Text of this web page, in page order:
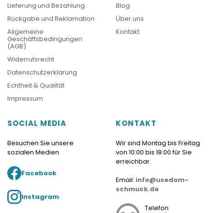
Lieferung und Bezahlung
Rückgabe und Reklamation
Allgemeine
Geschäftsbedingungen
(AGB)
Widerrufsrecht
Datenschutzerklärung
Echtheit & Qualität
Impressum
Blog
Über uns
Kontakt
SOCIAL MEDIA
Besuchen Sie unsere
sozialen Medien
Facebook
Instagram
KONTAKT
Wir sind Montag bis Freitag
von 10:00 bis 18:00 für Sie
erreichbar.
Email: info@usedom-
schmuck.de
Telefon